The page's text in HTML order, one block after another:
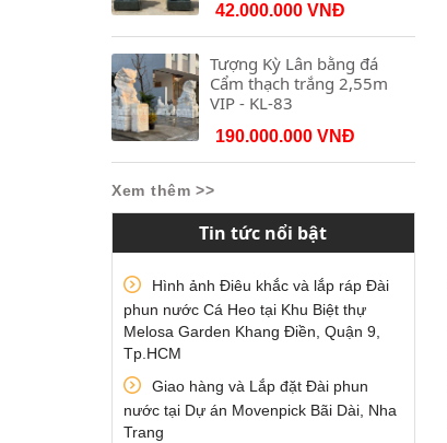
42.000.000 VNĐ
Tượng Kỳ Lân bằng đá
Cẩm thạch trắng 2,55m
VIP - KL-83
190.000.000 VNĐ
Xem thêm >>
Tin tức nổi bật
Hình ảnh Điêu khắc và lắp ráp Đài
phun nước Cá Heo tại Khu Biệt thự
Melosa Garden Khang Điền, Quận 9,
Tp.HCM
Giao hàng và Lắp đặt Đài phun
nước tại Dự án Movenpick Bãi Dài, Nha
Trang